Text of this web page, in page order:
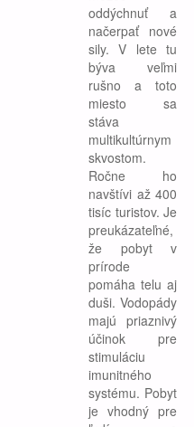
oddýchnuť a
načerpať nové
sily. V lete tu
býva veľmi
rušno a toto
miesto sa
stáva
multikultúrnym
skvostom.
Ročne ho
navštívi až 400
tisíc turistov. Je
preukázateľné,
že pobyt v
prírode
pomáha telu aj
duši. Vodopády
majú priaznivý
účinok pre
stimuláciu
imunitného
systému. Pobyt
je vhodný pre